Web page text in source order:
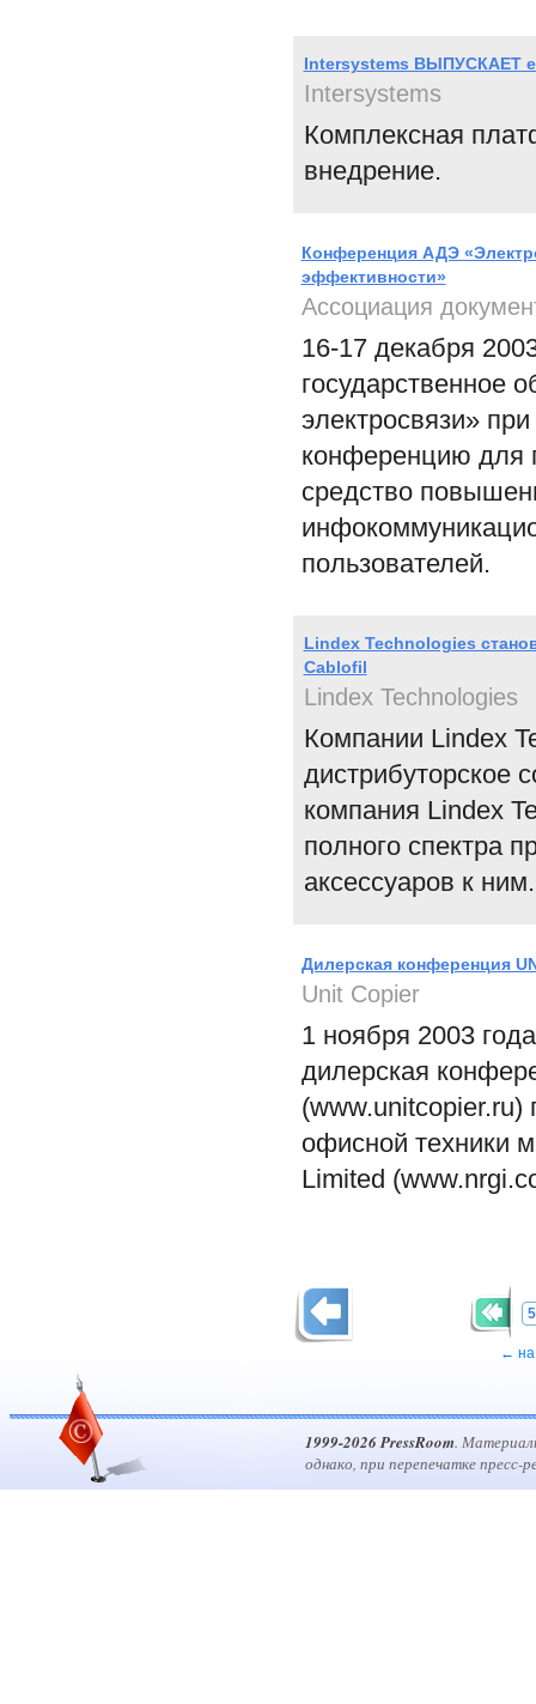
Intersystems ВЫПУСКАЕТ
Intersystems
Комплексная
внедрение.
Конференция АДЭ
эффективности»
Ассоциация
16-17 декабря
государственное
электросвязи»
конференцию для
средство
пользователей.
Lindex Technologies
Cablofil
Lindex Technologies
Компании Lindex
дистрибуторское
компания Lindex
полного спектра
аксессуаров к ним.
Дилерская конференция
Unit Copier
1 ноября 2003
дилерская
(www.unitcopier.ru)
офисной техники
Limited
← на
1999-2026 PressRoom.
однако, при перепечатке пресс-